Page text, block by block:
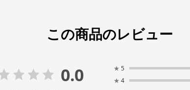
この商品のレビュー
0.0 ★ 5
★ 4